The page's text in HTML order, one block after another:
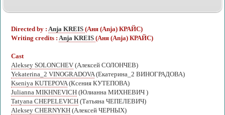
Directed by : Anja KREIS (Аня (Anja) КРАЙС)
Writing credits : Anja KREIS (Аня (Anja) КРАЙС)
Cast
Aleksey SOLONCHEV (Алексей СОЛОНЧЕВ)
Yekaterina_2 VINOGRADOVA (Екатерина_2 ВИНОГРАДОВА)
Kseniya KUTEPOVA (Ксения КУТЕПОВА)
Julianna MIKHNEVICH (Юлианна МИХНЕВИЧ )
Tatyana CHEPELEVICH (Татьяна ЧЕПЕЛЕВИЧ)
Aleksey CHERNYKH (Алексей ЧЕРНЫХ)